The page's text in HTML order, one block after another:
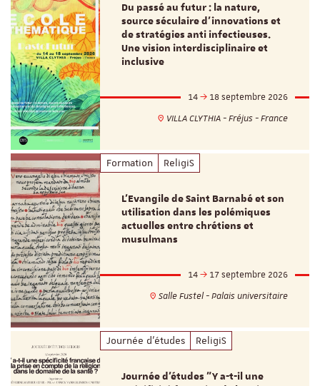
Du passé au futur : la nature,
source séculaire d’innovations et
de stratégies anti infectieuses.
Une vision interdisciplinaire et
inclusive
14
18 septembre 2026
VILLA CLYTHIA - Fréjus - France
Formation ReligiS
L’Evangile de Saint Barnabé et son
utilisation dans les polémiques
actuelles entre chrétiens et
musulmans
14
17 septembre 2026
Salle Fustel - Palais universitaire
Journée d'études ReligiS
Journée d’études "Y a-t-il une